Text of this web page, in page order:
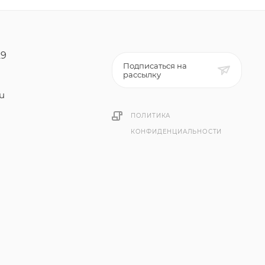
Подписаться на
рассылку
ПОЛИТИКА
КОНФИДЕНЦИАЛЬНОСТИ